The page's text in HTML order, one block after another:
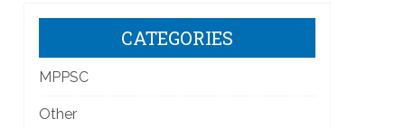
CATEGORIES
MPPSC
Other